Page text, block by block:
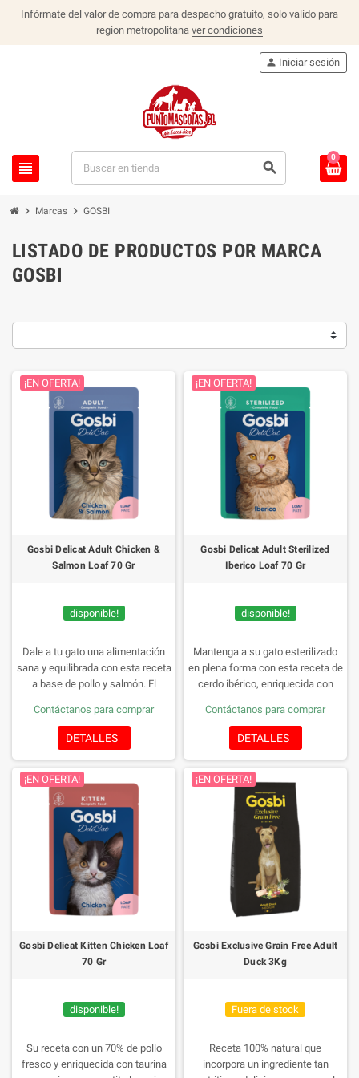
Infórmate del valor de compra para despacho gratuito, solo valido para
region metropolitana ver condiciones
view_headline search
person Iniciar sesión
0
chevron_right Marcas chevron_right GOSBI
LISTADO DE PRODUCTOS POR MARCA
GOSBI
¡EN OFERTA!
Gosbi Delicat Adult Chicken &
Salmon Loaf 70 Gr
disponible!
Dale a tu gato una alimentación
sana y equilibrada con esta receta
a base de pollo y salmón. El
gato tenga una vida saludable y
feliz.
Contáctanos para comprar
DETALLES
¡EN OFERTA!
Gosbi Delicat Adult Sterilized
Iberico Loaf 70 Gr
disponible!
Mantenga a su gato esterilizado
en plena forma con esta receta de
cerdo ibérico, enriquecida con
ayudar a su salud urinaria.
Contáctanos para comprar
DETALLES
¡EN OFERTA!
Gosbi Delicat Kitten Chicken Loaf
70 Gr
disponible!
Su receta con un 70% de pollo
fresco y enriquecida con taurina
¡EN OFERTA!
Gosbi Exclusive Grain Free Adult
Duck 3Kg
Fuera de stock
Receta 100% natural que
incorpora un ingrediente tan